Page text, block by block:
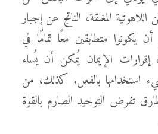
المغلقة، الناتج عن إجبار
يكونوا متطابقين معًا تمامًا في
إقرارات الإيمان يُمكن أن يُساء
استخدامها بالفعل. كذلك، من
تفرض التوحيد الصارم بالقوة